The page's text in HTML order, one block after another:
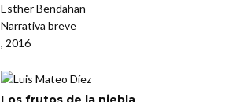
Esther Bendahan
Narrativa breve
, 2016